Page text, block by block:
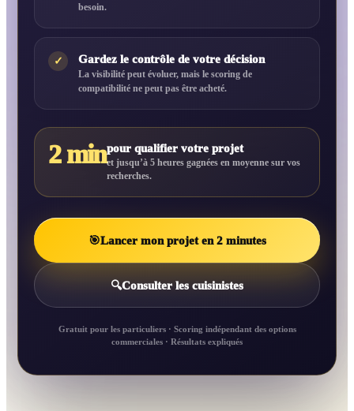
besoin.
✓ Gardez le contrôle de votre décision
La visibilité peut évoluer, mais le scoring de
compatibilité ne peut pas être acheté.
2 minpour qualifier votre projet
et jusqu’à 5 heures gagnées en moyenne sur vos
recherches.
🎯Lancer mon projet en 2 minutes
🔍Consulter les cuisinistes
Gratuit pour les particuliers · Scoring indépendant des options
commerciales · Résultats expliqués